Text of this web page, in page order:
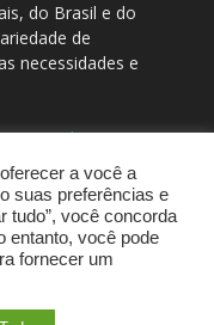
do Brasil e do
de
necessidades e
/
a você a
suas preferências e
tudo”, você concorda
entanto, você pode
fornecer um